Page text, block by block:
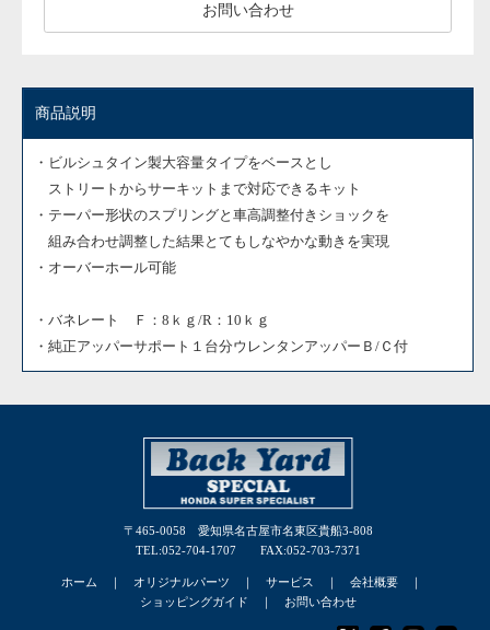
お問い合わせ
商品説明
・ビルシュタイン製大容量タイプをベースとし
ストリートからサーキットまで対応できるキット
・テーパー形状のスプリングと車高調整付きショックを
組み合わせ調整した結果とてもしなやかな動きを実現
・オーバーホール可能
・バネレート Ｆ：8ｋｇ/R：10ｋｇ
・純正アッパーサポート１台分ウレンタンアッパーＢ/Ｃ付
〒465-0058 愛知県名古屋市名東区貴船3-808
TEL:052-704-1707 FAX:052-703-7371
ホーム ｜ オリジナルパーツ ｜ サービス ｜ 会社概要 ｜
ショッピングガイド ｜ お問い合わせ